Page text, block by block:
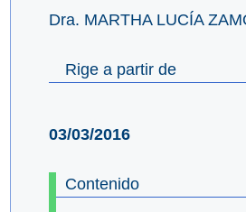
Dra. MARTHA LUCÍA
Rige a partir de
03/03/2016
Contenido